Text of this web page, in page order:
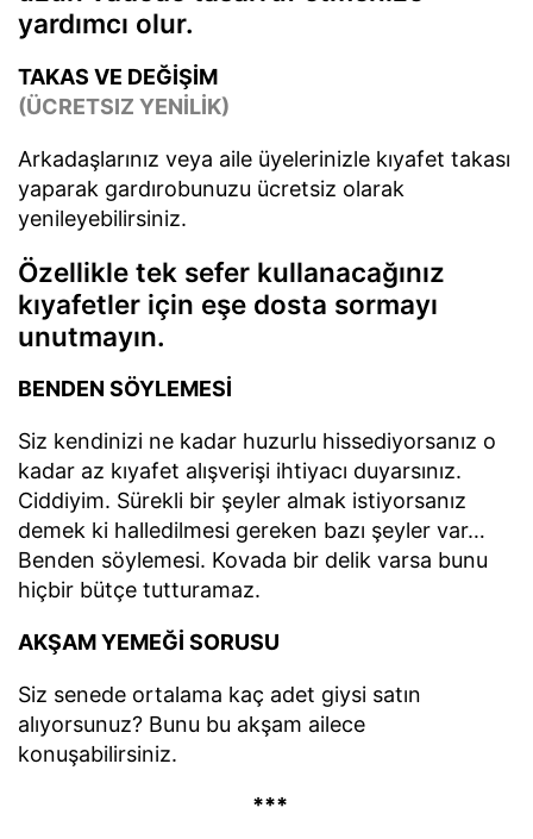
yardımcı olur.
TAKAS VE DEĞİŞİM
(ÜCRETSIZ YENİLİK)
Arkadaşlarınız veya aile üyelerinizle kıyafet takası
yaparak gardırobunuzu ücretsiz olarak
yenileyebilirsiniz.
Özellikle tek sefer kullanacağınız
kıyafetler için eşe dosta sormayı
unutmayın.
BENDEN SÖYLEMESİ
Siz kendinizi ne kadar huzurlu hissediyorsanız o
kadar az kıyafet alışverişi ihtiyacı duyarsınız.
Ciddiyim. Sürekli bir şeyler almak istiyorsanız
demek ki halledilmesi gereken bazı şeyler var…
Benden söylemesi. Kovada bir delik varsa bunu
hiçbir bütçe tutturamaz.
AKŞAM YEMEĞİ SORUSU
Siz senede ortalama kaç adet giysi satın
alıyorsunuz? Bunu bu akşam ailece
konuşabilirsiniz.
***